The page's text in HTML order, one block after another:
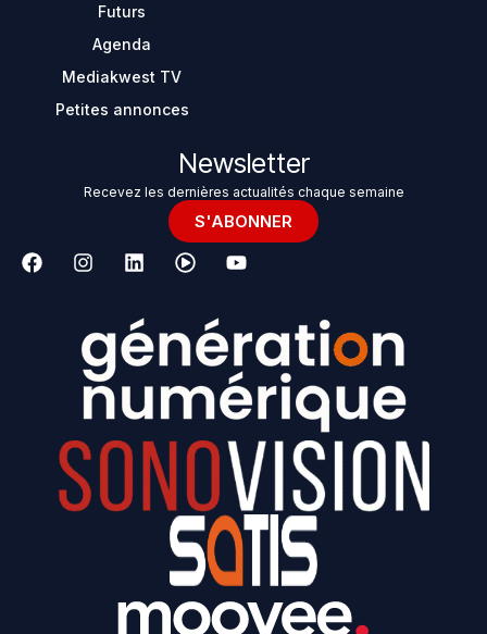
Futurs
Agenda
Mediakwest TV
Petites annonces
Newsletter
Recevez les dernières actualités chaque semaine
S'ABONNER